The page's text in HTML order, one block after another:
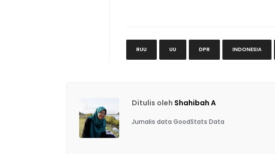
RUU UU DPR INDONESIA
Ditulis oleh Shahibah A
Jurnalis data GoodStats Data